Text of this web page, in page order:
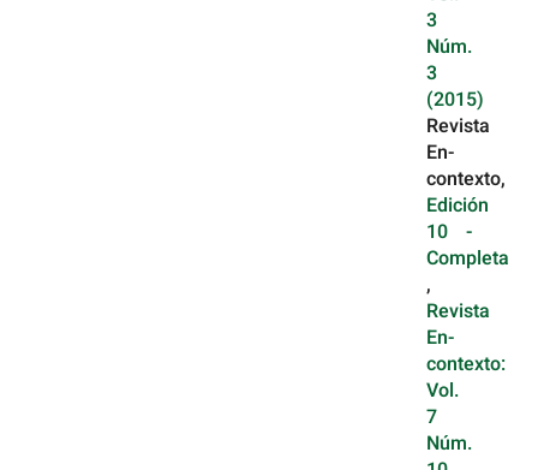
3
Núm.
3
(2015)
Revista
En-
contexto,
Edición
10 -
Completa
,
Revista
En-
contexto:
Vol.
7
Núm.